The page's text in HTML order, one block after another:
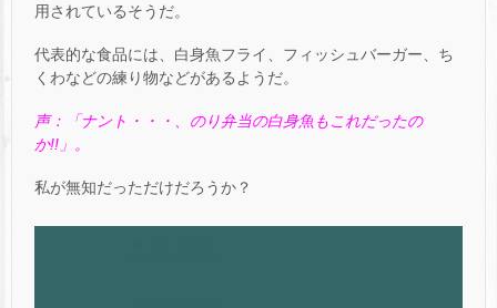
用されているそうだ。
代表的な食品には、白身魚フライ、フィッシュバーガー、ち
くわなどの練り物などがあるようだ。
声：「ナント・・・、のり弁当の白身魚もこれだったの
か!!」。
私が無知だっただけだろうか？